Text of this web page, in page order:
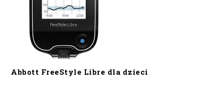
Abbott FreeStyle Libre dla dzieci